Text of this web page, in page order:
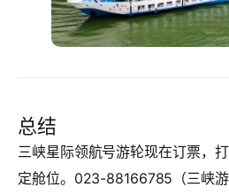
总结
三峡星际领航号游轮现在订票，
定舱位。023-88166785（三峡